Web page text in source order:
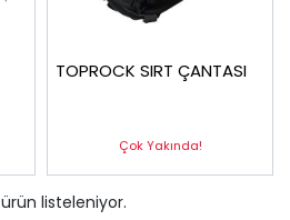
TOPROCK SIRT ÇANTASI
Çok Yakında!
ürün listeleniyor.